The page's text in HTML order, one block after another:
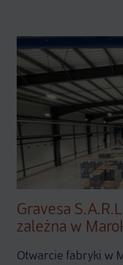
Gravesa
zależna w
Otwarcie fabryki w